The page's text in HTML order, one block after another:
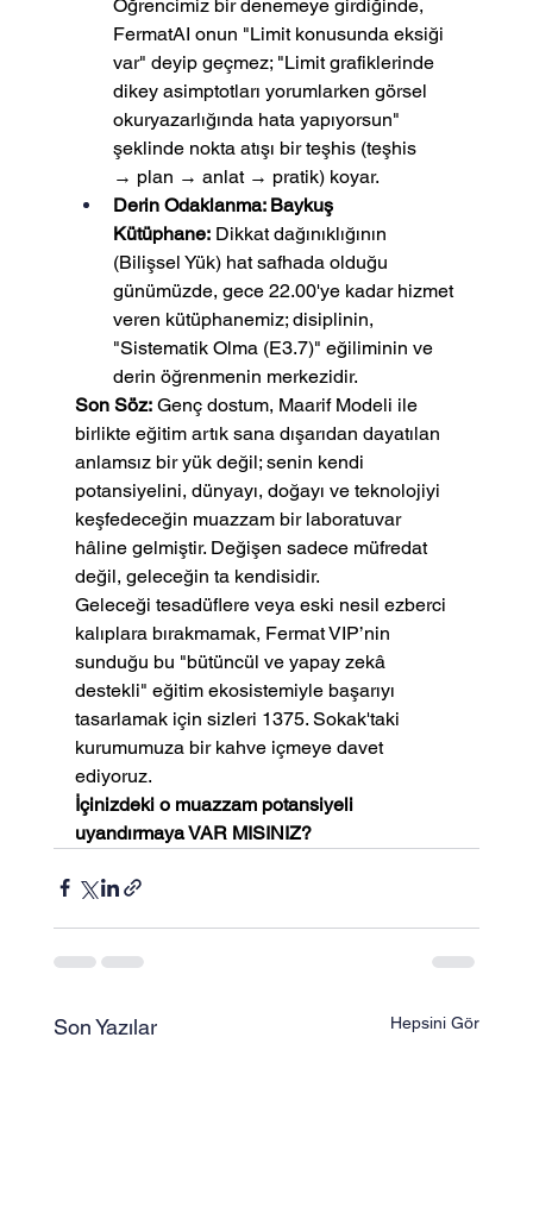
Öğrencimiz bir denemeye girdiğinde,
FermatAI onun "Limit konusunda eksiği
var" deyip geçmez; "Limit grafiklerinde
dikey asimptotları yorumlarken görsel
okuryazarlığında hata yapıyorsun"
şeklinde nokta atışı bir teşhis (teşhis
→ plan → anlat → pratik) koyar.
Derin Odaklanma: Baykuş
Kütüphane: Dikkat dağınıklığının
(Bilişsel Yük) hat safhada olduğu
günümüzde, gece 22.00'ye kadar hizmet
veren kütüphanemiz; disiplinin,
"Sistematik Olma (E3.7)" eğiliminin ve
derin öğrenmenin merkezidir.
Son Söz: Genç dostum, Maarif Modeli ile
birlikte eğitim artık sana dışarıdan dayatılan
anlamsız bir yük değil; senin kendi
potansiyelini, dünyayı, doğayı ve teknolojiyi
keşfedeceğin muazzam bir laboratuvar
hâline gelmiştir. Değişen sadece müfredat
değil, geleceğin ta kendisidir.
Geleceği tesadüflere veya eski nesil ezberci
kalıplara bırakmamak, Fermat VIP’nin
sunduğu bu "bütüncül ve yapay zekâ
destekli" eğitim ekosistemiyle başarıyı
tasarlamak için sizleri 1375. Sokak'taki
kurumumuza bir kahve içmeye davet
ediyoruz.
İçinizdeki o muazzam potansiyeli
uyandırmaya VAR MISINIZ?
Son Yazılar Hepsini Gör